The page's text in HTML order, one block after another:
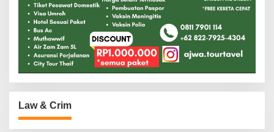
Law & Crim